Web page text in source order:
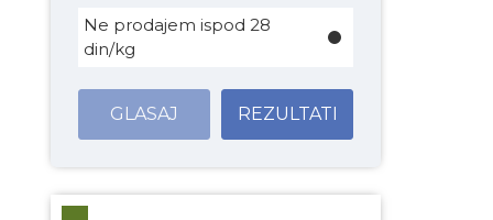
Ne prodajem ispod 28
din/kg
GLASAJ REZULTATI